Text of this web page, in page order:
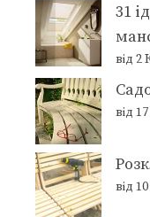
31
від 2
від
від